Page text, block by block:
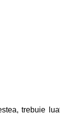
trebuie